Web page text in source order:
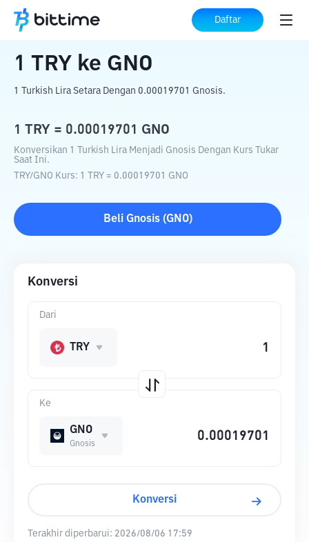
Daftar
Beranda Konverter Kripto ke GNO
1 TRY ke GNO
1 Turkish Lira Setara Dengan 0.00019701 Gnosis.
1 TRY = 0.00019701 GNO
Konversikan 1 Turkish Lira Menjadi Gnosis Dengan Kurs Tukar
Saat Ini.
TRY/GNO Kurs: 1 TRY = 0.00019701 GNO
Beli Gnosis(GNO)
Konversi
Ke
GNO
Gnosis
Dari
TRY
Konversi
Terakhir diperbarui: 2026/08/06 17:59